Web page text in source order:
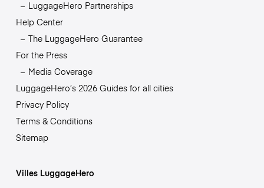
LuggageHero Partnerships
Help Center
The LuggageHero Guarantee
For the Press
Media Coverage
LuggageHero’s 2026 Guides for all cities
Privacy Policy
Terms & Conditions
Sitemap
Villes LuggageHero